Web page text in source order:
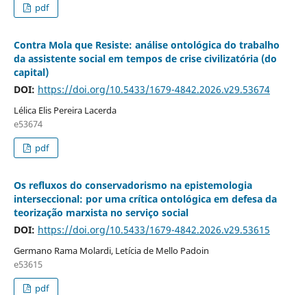
pdf
Contra Mola que Resiste: análise ontológica do trabalho
da assistente social em tempos de crise civilizatória (do
capital)
DOI: https://doi.org/10.5433/1679-4842.2026.v29.53674
Lélica Elis Pereira Lacerda
e53674
pdf
Os refluxos do conservadorismo na epistemologia
interseccional: por uma crítica ontológica em defesa da
teorização marxista no serviço social
DOI: https://doi.org/10.5433/1679-4842.2026.v29.53615
Germano Rama Molardi, Letícia de Mello Padoin
e53615
pdf